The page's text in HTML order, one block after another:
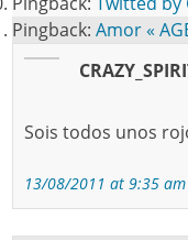
Pingback:Amor «
Sois todos unos
13/08/2011 at 9:35 am